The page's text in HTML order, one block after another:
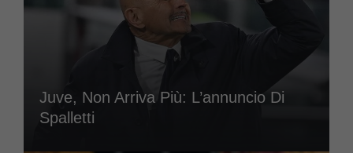
Juve, Non Arriva Più: L’annuncio Di
Spalletti